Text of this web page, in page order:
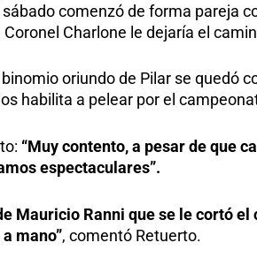
comenzó de forma pareja
Coronel Charlone le dejaría el
oriundo de Pilar se quedó
habilita a pelear por el
“Muy contento, a pesar de que
espectaculares”.
Mauricio Ranni que se le cortó
mano”, comentó Retuerto.